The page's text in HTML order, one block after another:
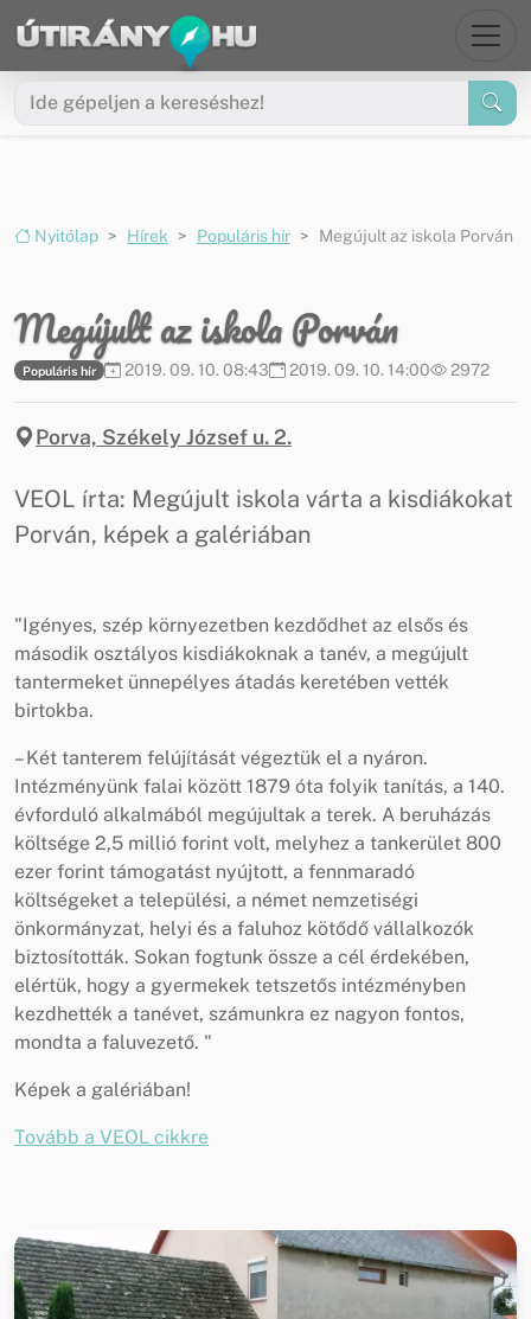
Ugrás a menüre
Ugrás a tartalomra
Nyitólap Hírek Populáris hír Megújult az iskola Porván
Megújult az iskola Porván
Populáris hír 2019. 09. 10. 08:43 2019. 09. 10. 14:00 2972
Porva, Székely József u. 2.
VEOL írta: Megújult iskola várta a kisdiákokat
Porván, képek a galériában
"Igényes, szép környezetben kezdődhet az elsős és
második osztályos kisdiákoknak a tanév, a megújult
tantermeket ünnepélyes átadás keretében vették
birtokba.
– Két tanterem felújítását végeztük el a nyáron.
Intézményünk falai között 1879 óta folyik tanítás, a 140.
évforduló alkalmából megújultak a terek. A beruházás
költsége 2,5 millió forint volt, melyhez a tankerület 800
ezer forint támogatást nyújtott, a fennmaradó
költségeket a települési, a német nemzetiségi
önkormányzat, helyi és a faluhoz kötődő vállalkozók
biztosították. Sokan fogtunk össze a cél érdekében,
elértük, hogy a gyermekek tetszetős intézményben
kezdhették a tanévet, számunkra ez nagyon fontos,
mondta a faluvezető. "
Képek a galériában!
Tovább a VEOL cikkre